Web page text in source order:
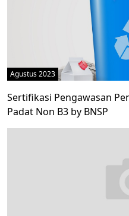
Agustus 2023
Sertifikasi Pengawasan
Padat Non B3 by BNSP